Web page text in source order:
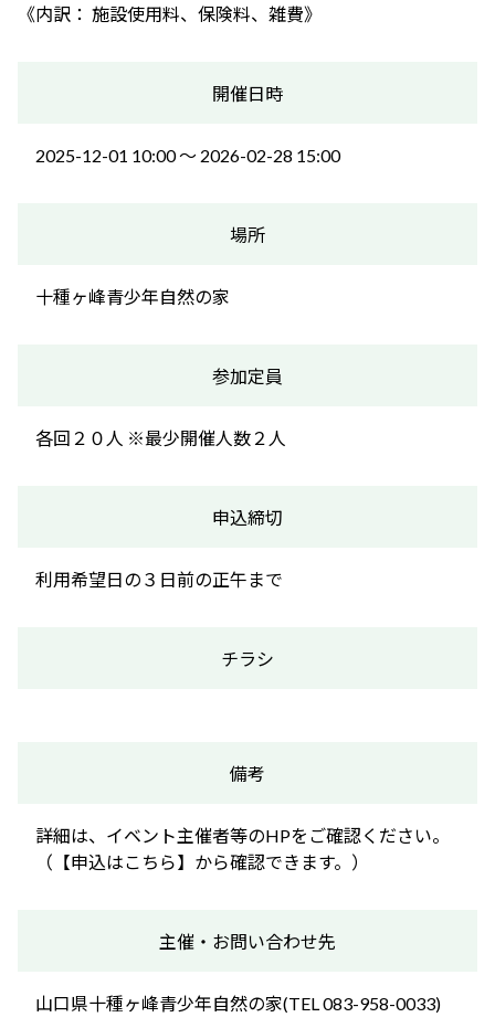
《内訳： 施設使用料、保険料、雑費》
開催日時
2025-12-01 10:00 〜 2026-02-28 15:00
場所
十種ヶ峰青少年自然の家
参加定員
各回２０人 ※最少開催人数２人
申込締切
利用希望日の３日前の正午まで
チラシ
備考
詳細は、イベント主催者等のHPをご確認ください。
（【申込はこちら】から確認できます。）
主催・お問い合わせ先
山口県十種ヶ峰青少年自然の家(TEL 083-958-0033)